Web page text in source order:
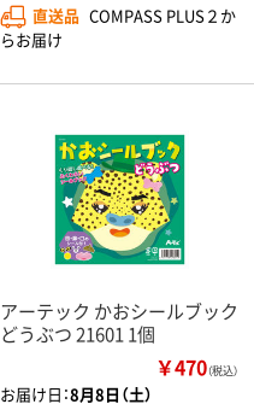
直送品 COMPASS PLUS２か
らお届け
アーテック かおシールブック
どうぶつ 21601 1個
￥470（税込）
お届け日：8月8日（土）